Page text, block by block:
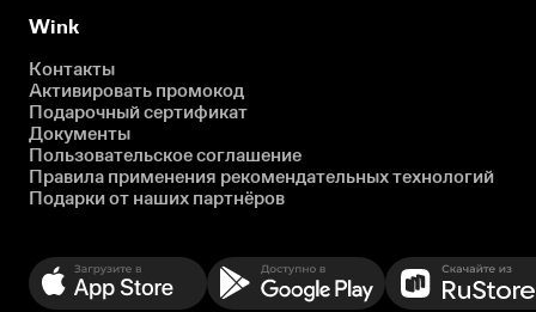
Wink
Контакты
Активировать промокод
Подарочный сертификат
Документы
Пользовательское соглашение
Правила применения рекомендательных технологий
Подарки от наших партнёров